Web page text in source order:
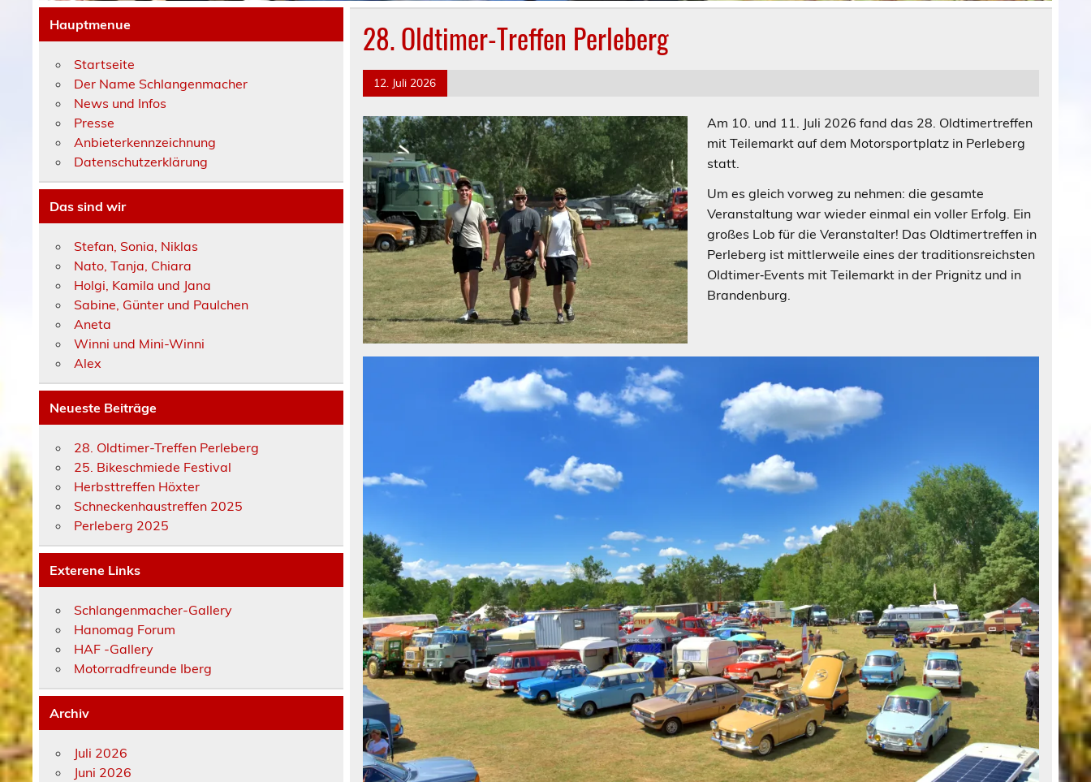
28. Oldtimer-Treffen Perleberg
12. Juli 2026
Am 10. und 11. Juli 2026 fand das 28. Oldtimertreffen
mit Teilemarkt auf dem Motorsportplatz in Perleberg
statt.
Um es gleich vorweg zu nehmen: die gesamte
Veranstaltung war wieder einmal ein voller Erfolg. Ein
großes Lob für die Veranstalter! Das Oldtimertreffen in
Perleberg ist mittlerweile eines der traditionsreichsten
Oldtimer‑Events mit Teilemarkt in der Prignitz und in
Brandenburg.
Hauptmenue
Startseite
Der Name Schlangenmacher
News und Infos
Presse
Anbieterkennzeichnung
Datenschutzerklärung
Das sind wir
Stefan, Sonia, Niklas
Nato, Tanja, Chiara
Holgi, Kamila und Jana
Sabine, Günter und Paulchen
Aneta
Winni und Mini-Winni
Alex
Neueste Beiträge
28. Oldtimer-Treffen Perleberg
25. Bikeschmiede Festival
Herbsttreffen Höxter
Schneckenhaustreffen 2025
Perleberg 2025
Exterene Links
Schlangenmacher-Gallery
Hanomag Forum
HAF -Gallery
Motorradfreunde Iberg
Archiv
Juli 2026
Juni 2026